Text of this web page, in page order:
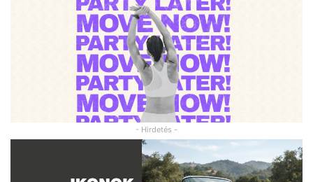
- Hirdetés -